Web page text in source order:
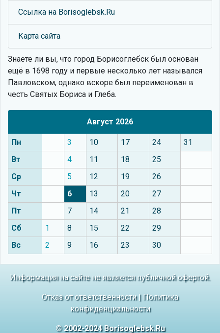
Ссылка на Borisoglebsk.Ru
Карта сайта
Знаете ли вы, что город Борисоглебск был основан
ещё в 1698 году и первые несколько лет назывался
Павловском, однако вскоре был переименован в
честь Святых Бориса и Глеба.
Август 2026
Пн 3 10 17 24
31
Вт
4 11 18
25
Ср
5 12 19
26
Чт
6 13 20
27
Пт
7 14 21
28
Сб
1 8 15 22
29
Вс
2 9 16 23 30
Информация на сайте не является публичной офертой.
Отказ от ответственности| Политика
конфиденциальности
© 2002-2024 Borisoglebsk.Ru